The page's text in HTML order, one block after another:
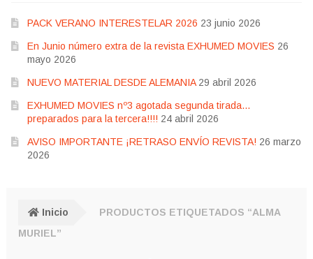
PACK VERANO INTERESTELAR 2026 23 junio 2026
En Junio número extra de la revista EXHUMED MOVIES 26
mayo 2026
NUEVO MATERIAL DESDE ALEMANIA 29 abril 2026
EXHUMED MOVIES nº3 agotada segunda tirada…
preparados para la tercera!!!! 24 abril 2026
AVISO IMPORTANTE ¡RETRASO ENVÍO REVISTA! 26 marzo
2026
Inicio
PRODUCTOS ETIQUETADOS “ALMA
MURIEL”